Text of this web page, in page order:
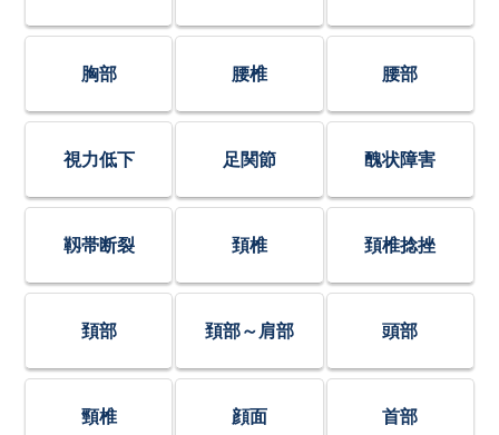
胸部 腰椎 腰部
視力低下 足関節 醜状障害
靱帯断裂 頚椎 頚椎捻挫
頚部 頚部～肩部 頭部
頸椎 顔面 首部